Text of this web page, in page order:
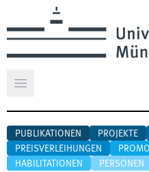
Hauptmenü öffnen
PUBLIKATIONEN PROJEKTE
PREISVERLEIHUNGEN
HABILITATIONEN
PERSONEN